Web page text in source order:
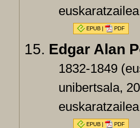
EPUB| PDF
Edgar Alan
1832-1849
unibertsala,
EPUB| PDF